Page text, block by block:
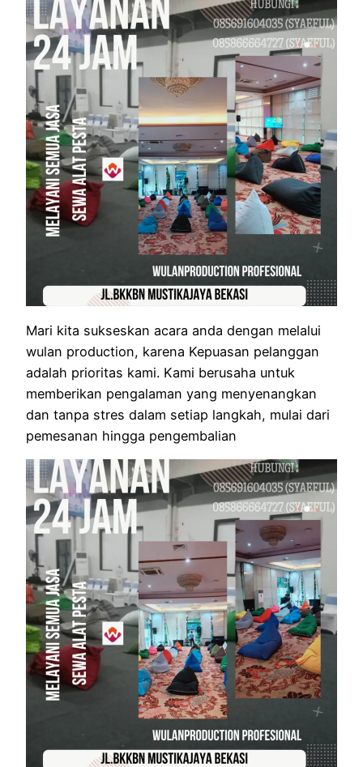
Mari kita sukseskan acara anda dengan melalui
wulan production, karena Kepuasan pelanggan
adalah prioritas kami. Kami berusaha untuk
memberikan pengalaman yang menyenangkan
dan tanpa stres dalam setiap langkah, mulai dari
pemesanan hingga pengembalian